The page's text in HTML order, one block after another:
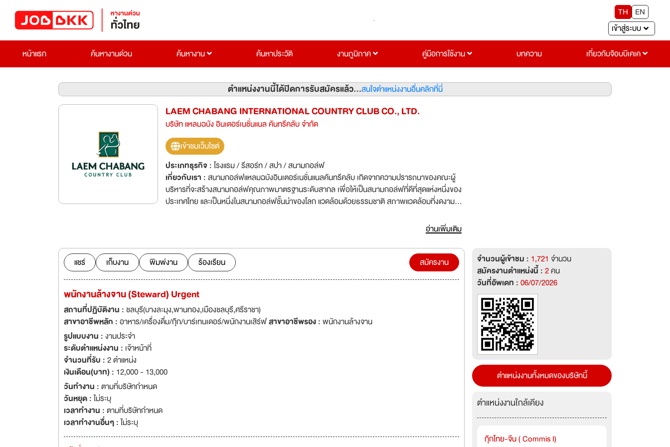
TH
EN
เข้าสู่ระบบ
หน้าแรก
ค้นหางานด่วน ค้นหางาน ค้นหาประวัติ งานภูมิภาค คู่มือการใช้งาน บทความ เกี่ยวกับจ๊อบบีเคเค
ตำแหน่งงานนี้ได้ปิดการรับสมัครแล้ว...สนใจตำแหน่งงานอื่นคลิกที่นี่
LAEM CHABANG INTERNATIONAL COUNTRY CLUB CO., LTD.
บริษัท แหลมฉบัง อินเตอร์เนชั่นแนล คันทรีคลับ จำกัด
เข้าชมเว็บไซต์
ประเภทธุรกิจ :โรงแรม / รีสอร์ท / สปา / สนามกอล์ฟ
เกี่ยวกับเรา :สนามกอล์ฟแหลมฉบังอินเตอร์เนชั่นแนลคันทรีคลับ เกิดจากความปรารถนาของคณะผู้
บริหารที่จะสร้างสนามกอล์ฟคุณภาพมาตรฐานระดับสากล เพื่อให้เป็นสนามกอล์ฟที่ดีที่สุดแห่งหนึ่งของ
ประเทศไทย และเป็นหนึ่งในสนามกอล์ฟชั้นนำของโลก แวดล้อมด้วยธรรมชาติ สภาพแวดล้อมที่งดงาม
ความสุขในการใช้เวลาทำกิจกรรมร่วมกัน โดยหวังจะให้เป็นเมืองพักผ่อนของนักกอล์ฟและครอบครัว
อย่างแท้จริง เป็นสนามระดับนานาชาติ ตรงตามมาตรฐานของ USGA (United States Golf
Association) สามารถใช้จัดแข่งขันทัวร์นาเม้นท์ของ USGA ได้ ออกแบบโดย Jack Nicklaus โปรกอล์ฟ
ที่ยอดเยี่ยมที่สุดคนหนึ่งของโลก
อ่านเพิ่มเติม
แชร์ เก็บงาน พิมพ์งาน ร้องเรียน สมัครงาน
พนักงานล้างจาน (Steward) Urgent
สถานที่ปฏิบัติงาน :ชลบุรี(บางละมุง,พานทอง,เมืองชลบุรี,ศรีราชา)
สาขาอาชีพหลัก :อาหาร/เครื่องดื่ม/กุ๊ก/บาร์เทนเดอร์/พนักงานเสิร์ฟสาขาอาชีพรอง :พนักงานล้างจาน
รูปแบบงาน :งานประจำ
ระดับตำแหน่งงาน : เจ้าหน้าที่
จำนวนที่รับ :2 ตำแหน่ง
เงินเดือน(บาท) : 12,000 - 13,000
วันทำงาน :ตามที่บริษัทกำหนด
วันหยุด :ไม่ระบุ
เวลาทำงาน :ตามที่บริษัทกำหนด
เวลาทำงานอื่นๆ :ไม่ระบุ
จำนวนผู้เข้าชม : 1,721 จำนวน
สมัครงานตำแหน่งนี้ :2คน
วันที่อัพเดท :06/07/2026
ตำแหน่งงานทั้งหมดของบริษัทนี้
ตำแหน่งงานใกล้เคียง
กุ๊กไทย-จีน ( Commis I)